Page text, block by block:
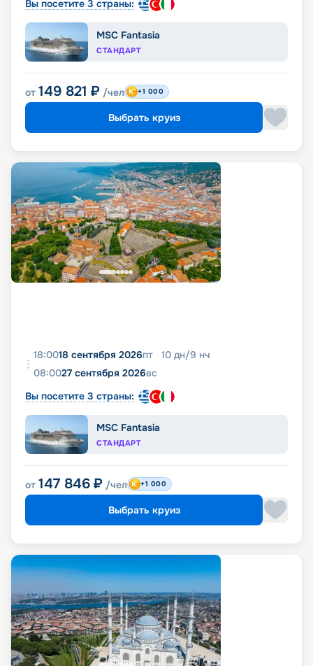
Вы посетите 3 страны:
MSC Fantasia
СТАНДАРТ
от 149 821 ₽ /чел +1 000
Выбрать круиз
18:0018 сентября 2026пт 10 дн/9 нч
08:0027 сентября 2026вс
Вы посетите 3 страны:
MSC Fantasia
СТАНДАРТ
от 147 846 ₽ /чел +1 000
Выбрать круиз